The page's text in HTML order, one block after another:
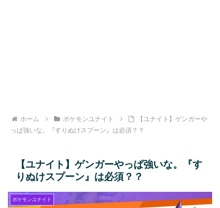
ホーム ポケモンユナイト
【ユナイト】ゲンガーや
っぱ強いな。『すりぬけスプーン』は必須？？
【ユナイト】ゲンガーやっぱ強いな。『す
りぬけスプーン』は必須？？
ポケモンユナイト